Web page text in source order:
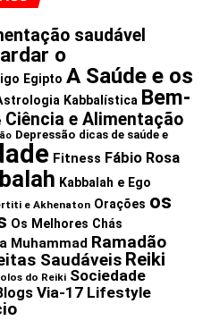
são essenciais para a
no tomate forma um gel
grosso que funciona como
bactérias intestinais.
alimentos tornando-o mais
de peso.
que comer tomate pode
estimulando a
à oxidação de ácidos
e a queimar gordura
melhores benefícios de
a si mesmo e coma tomates
saudável
o
Egipto A Saúde e os
Kabbalística Bem-
Ciência e Alimentação
Depressão dicas de saúde e
Fitness Fábio Rosa
Kabbalah e Ego
e Akhenaton Orações os
Os Melhores Chás
Muhammad Ramadão
Saudáveis Reiki
do Reiki Sociedade
Via-17 Lifestyle